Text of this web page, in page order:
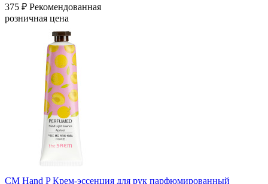
375 ₽ Рекомендованная
розничная цена
СМ Hand P Крем-эссенция для рук парфюмированный